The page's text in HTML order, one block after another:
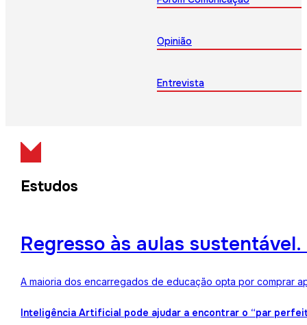
Opinião
Entrevista
Estudos
Regresso às aulas
A maioria dos encarregados de educação opta por comprar
Inteligência Artificial pode ajudar a encontrar o “par